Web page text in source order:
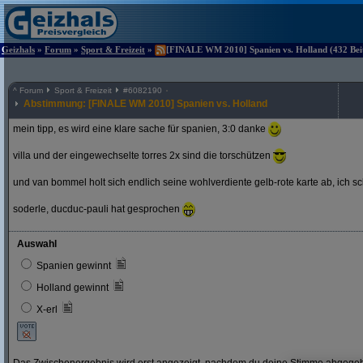
Geizhals » Forum » Sport & Freizeit » [FINALE WM 2010] Spanien vs. Holland (432
^ Forum Sport & Freizeit #6082190
Abstimmung: [FINALE WM 2010] Spanien vs. Holland
mein tipp, es wird eine klare sache für spanien, 3:0 danke
villa und der eingewechselte torres 2x sind die torschützen
und van bommel holt sich endlich seine wohlverdiente gelb-rote karte ab, ich
soderle, ducduc-pauli hat gesprochen
Auswahl
Spanien gewinnt
Holland gewinnt
X-erl